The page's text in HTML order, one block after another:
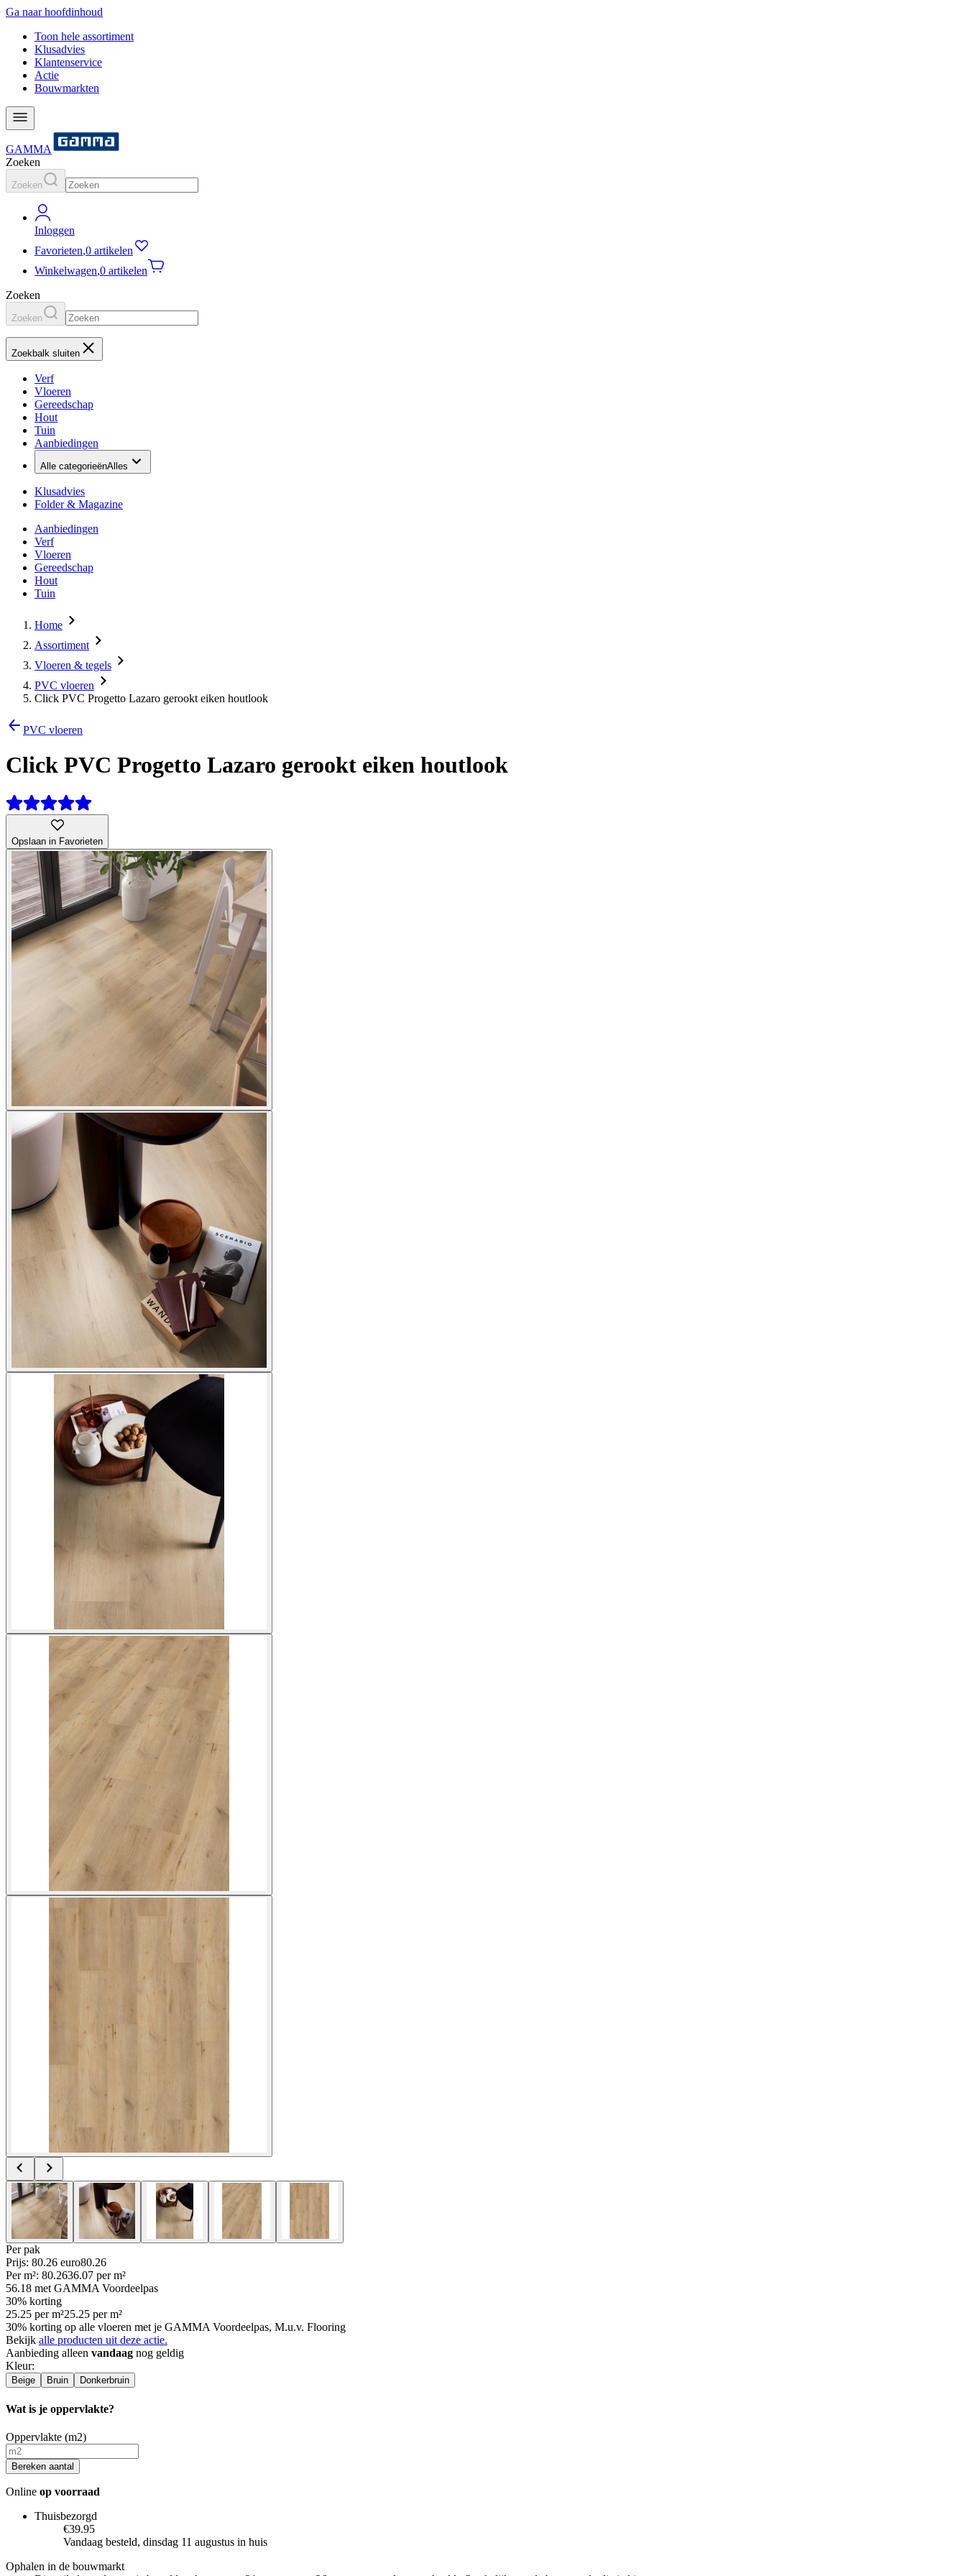
Ga naar hoofdinhoud
Toon hele assortiment
Klusadvies
Klantenservice
Actie
Bouwmarkten
GAMMA
Zoeken
Zoeken
Inloggen
Favorieten,0 artikelen
Winkelwagen,0 artikelen
Zoeken
Zoeken
Zoekbalk sluiten
Verf
Vloeren
Gereedschap
Hout
Tuin
Aanbiedingen
Alle categorieënAlles
Klusadvies
Folder & Magazine
Aanbiedingen
Verf
Vloeren
Gereedschap
Hout
Tuin
Home
Assortiment
Vloeren & tegels
PVC vloeren
Click PVC Progetto Lazaro gerookt eiken houtlook
PVC vloeren
Click PVC Progetto Lazaro gerookt eiken houtlook
Opslaan in Favorieten
Per pak
Prijs: 80.26 euro80.26
Per m²: 80.2636.07 per m²
56.18 met GAMMA Voordeelpas
30% korting
25.25 per m²25.25 per m²
30% korting op alle vloeren met je GAMMA Voordeelpas, M.u.v. Flooring
Bekijk alle producten uit deze actie.
Aanbieding alleen vandaag nog geldig
Kleur:
Beige Bruin Donkerbruin
Wat is je oppervlakte?
Oppervlakte (m2)
Bereken aantal
Online op voorraad
Thuisbezorgd
€39.95
Vandaag besteld, dinsdag 11 augustus in huis
Ophalen in de bouwmarkt